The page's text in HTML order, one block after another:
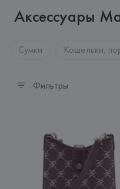
Аксессуары
Сумки Кошельки,
Фильтры